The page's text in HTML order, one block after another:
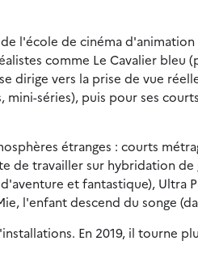
l'école de cinéma
comme Le Cavalier bleu
dirige vers la prise de vue
séries), puis pour ses
étranges : courts
de travailler sur hybridation
et fantastique), Ultra
l'enfant descend du songe
En 2019, il tourne